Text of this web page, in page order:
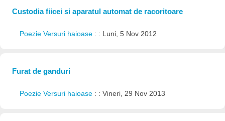
Custodia fiicei si aparatul automat de racoritoare
Poezie Versuri haioase : : Luni, 5 Nov 2012
Furat de ganduri
Poezie Versuri haioase : : Vineri, 29 Nov 2013